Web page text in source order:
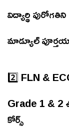
విద్యార్థి
మాడ్యూల్
2️⃣ FLN &
Grade 1 & 2
కోర్స్